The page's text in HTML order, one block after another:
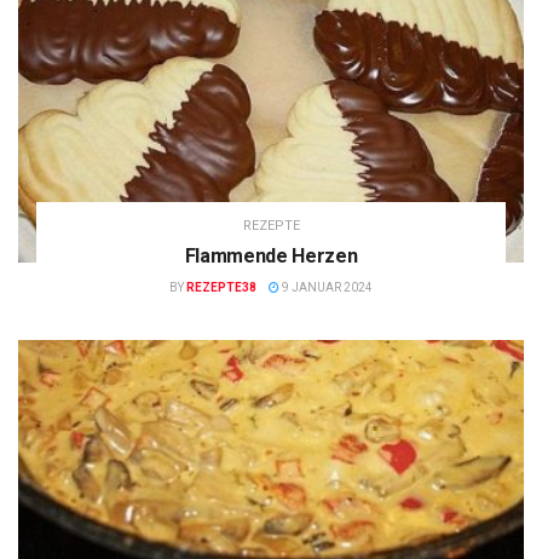
REZEPTE
Flammende Herzen
BY REZEPTE38 9 JANUAR 2024